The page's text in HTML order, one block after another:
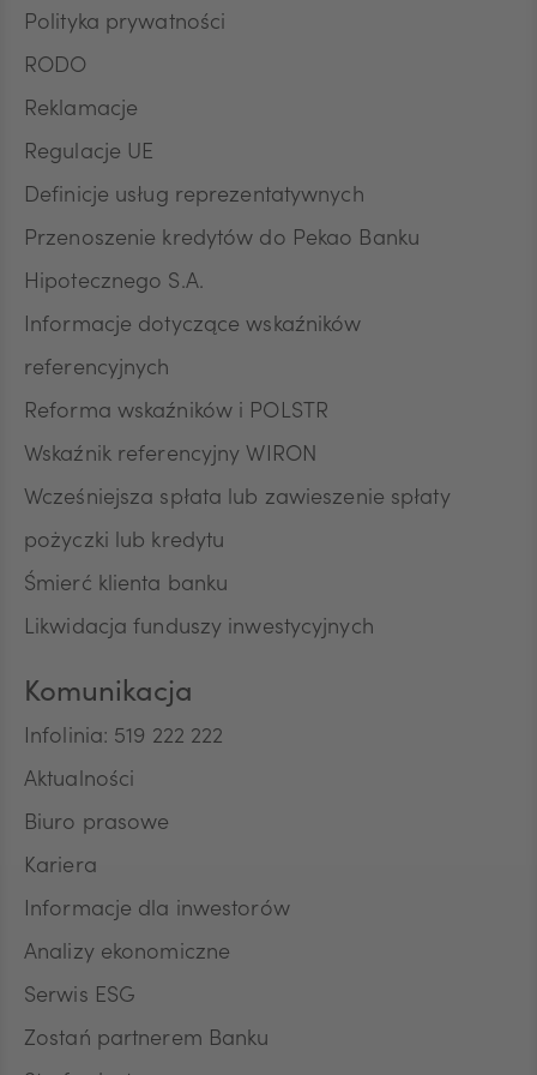
Polityka prywatności
RODO
Reklamacje
Regulacje UE
Definicje usług reprezentatywnych
Przenoszenie kredytów do Pekao Banku
Hipotecznego S.A.
Informacje dotyczące wskaźników
referencyjnych
Reforma wskaźników i POLSTR
Wskaźnik referencyjny WIRON
Wcześniejsza spłata lub zawieszenie spłaty
pożyczki lub kredytu
Śmierć klienta banku
Likwidacja funduszy inwestycyjnych
Komunikacja
Infolinia: 519 222 222
Aktualności
Biuro prasowe
Kariera
Informacje dla inwestorów
Analizy ekonomiczne
Serwis ESG
Zostań partnerem Banku